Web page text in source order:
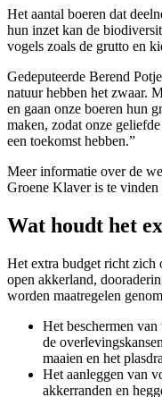
Het aantal boeren dat
hun inzet kan de
vogels zoals de grutto en
Gedeputeerde Berend
natuur hebben het zwaar.
en gaan onze boeren hun
maken, zodat onze
een toekomst hebben.”
Meer informatie over de
Groene Klaver is te vinden
Wat houdt het
Het extra budget richt zich
open akkerland,
worden maatregelen
Het beschermen
de
maaien en het
Het aanleggen van
akkerranden en